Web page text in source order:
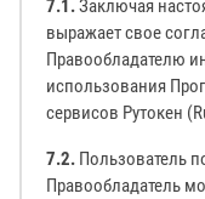
7.1.Заключая
выражает свое
Правообладателю
использования
сервисов Рутокен
7.2. Пользователь
Правообладатель